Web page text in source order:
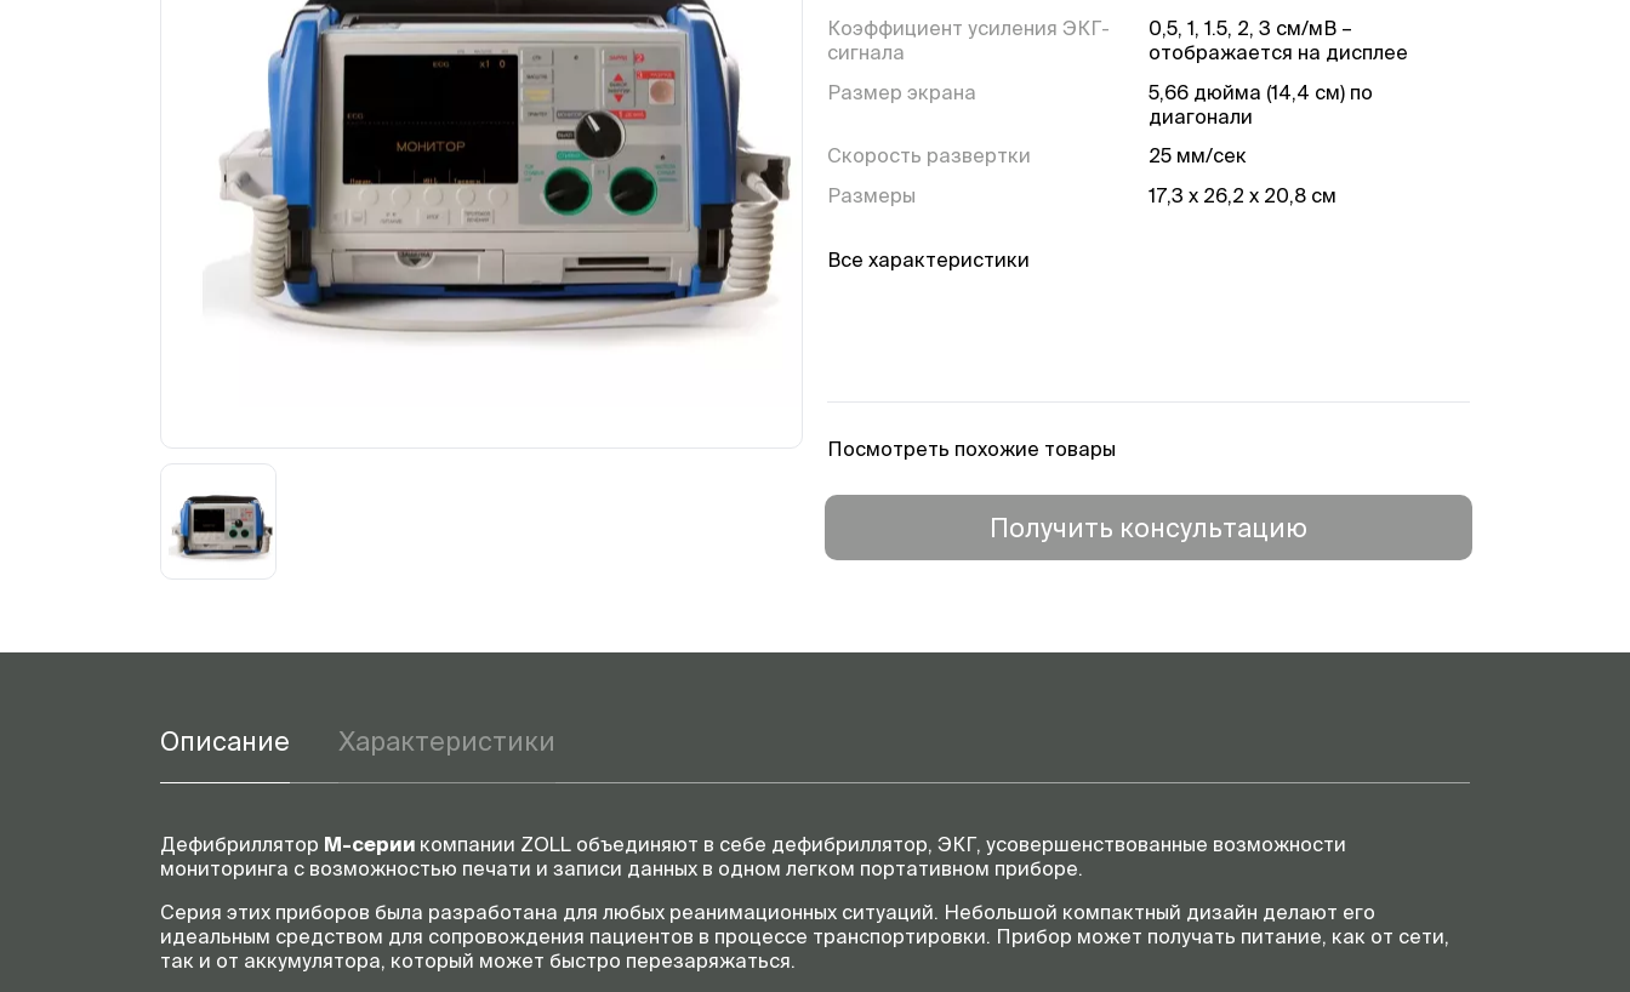
Коэффициент усиления ЭКГ-
сигнала
0,5, 1, 1.5, 2, 3 см/мВ –
отображается на дисплее
Размер экрана
5,66 дюйма (14,4 см) по
диагонали
Скорость развертки
25 мм/сек
Размеры
17,3 x 26,2 x 20,8 см
Все характеристики
Посмотреть похожие товары
Получить консультацию
Описание Характеристики
Дефибриллятор М-серии компании ZOLL объединяют в себе дефибриллятор, ЭКГ, усовершенствованные возможности
мониторинга с возможностью печати и записи данных в одном легком портативном приборе.
Серия этих приборов была разработана для любых реанимационных ситуаций. Небольшой компактный дизайн делают его
идеальным средством для сопровождения пациентов в процессе транспортировки. Прибор может получать питание, как от сети,
так и от аккумулятора, который может быстро перезаряжаться.